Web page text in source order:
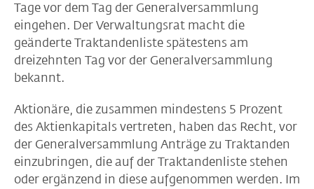
Tage vor dem Tag der Generalversammlung
eingehen. Der Verwaltungsrat macht die
geänderte Traktandenliste spätestens am
dreizehnten Tag vor der Generalversammlung
bekannt.
Aktionäre, die zusammen mindestens 5 Prozent
des Aktienkapitals vertreten, haben das Recht, vor
der Generalversammlung Anträge zu Traktanden
einzubringen, die auf der Traktandenliste stehen
oder ergänzend in diese aufgenommen werden. Im